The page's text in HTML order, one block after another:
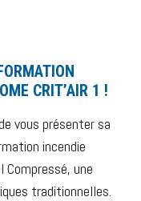
CRIT’AIR 1 !
vous présenter sa
incendie
Compressé, une
traditionnelles.